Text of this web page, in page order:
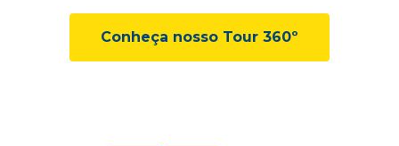
Conheça nosso Tour 360º